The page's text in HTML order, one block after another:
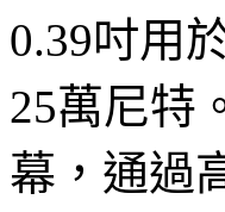
0.39吋用
25萬尼特
幕，通過